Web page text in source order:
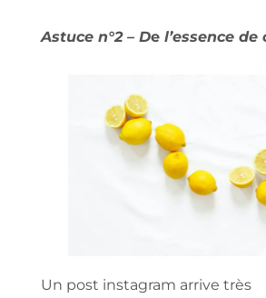
Astuce n°2 – De l’essence
Un post instagram arrive très